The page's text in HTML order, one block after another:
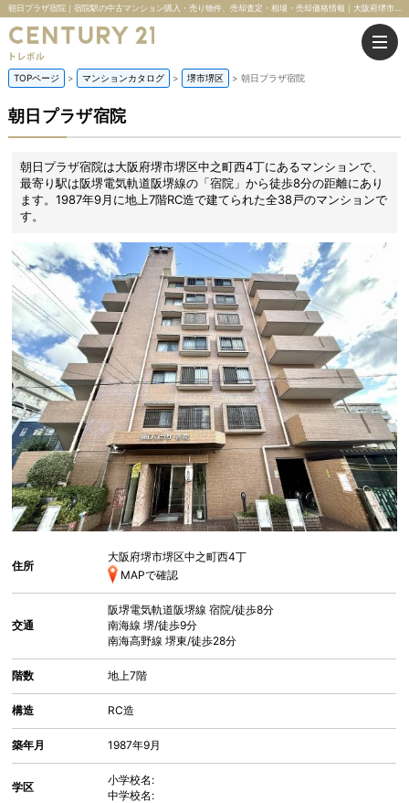
朝日プラザ宿院｜宿院駅の中古マンション購入・売り物件、売却査定・相場・売却価格情報｜大阪府堺市堺区中之町西4丁のマンション情報｜株式会社トレボル
TOPページ マンションカタログ 堺市堺区 朝日プラザ宿院
朝日プラザ宿院
朝日プラザ宿院は大阪府堺市堺区中之町西4丁にあるマンションで、
最寄り駅は阪堺電気軌道阪堺線の「宿院」から徒歩8分の距離にあり
ます。1987年9月に地上7階RC造で建てられた全38戸のマンションで
す。
住所
大阪府堺市堺区中之町西4丁
MAPで確認
交通
阪堺電気軌道阪堺線宿院/徒歩8分
南海線堺/徒歩9分
南海高野線堺東/徒歩28分
階数 地上7階
構造 RC造
築年月 1987年9月
学区
小学校名:
中学校名: